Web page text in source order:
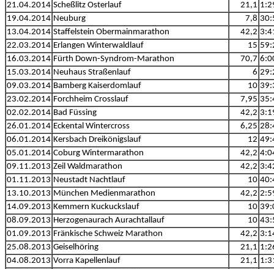
21.04.2014 Scheßlitz Osterlauf 21,1
19.04.2014 Neuburg 7,8
13.04.2014 Staffelstein Obermainmarathon 42,2
22.03.2014 Erlangen Winterwaldlauf 15
16.03.2014 Fürth Down-Syndrom-Marathon 70,7
15.03.2014 Neuhaus Straßenlauf 6
09.03.2014 Bamberg Kaiserdomlauf 10
23.02.2014 Forchheim Crosslauf 7,95
02.02.2014 Bad Füssing 42,2
26.01.2014 Eckental Wintercross 6,25
06.01.2014 Kersbach Dreikönigslauf 12
05.01.2014 Coburg Wintermarathon 42,2
09.11.2013 Zeil Waldmarathon 42,2
01.11.2013 Neustadt Nachtlauf 10
13.10.2013 München Medienmarathon 42,2
14.09.2013 Kemmern Kuckuckslauf 10
08.09.2013 Herzogenaurach Aurachtallauf 10
01.09.2013 Fränkische Schweiz Marathon 42,2
25.08.2013 Geiselhöring 21,1
04.08.2013 Vorra Kapellenlauf 21,1